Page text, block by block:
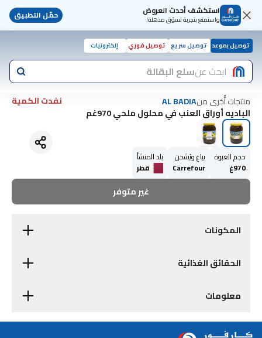
استكشف أحدث العروض
واستمتع بتجربة تسوّق مذهلة! حمّل التطبيق
توصيل بموعد توصيل سريع توصيل فوري إلكترونيات
ابحث عنسلع البقالة
منتجات أُخرى منAL BADIA
نفدت الكمية
الباديه أوراق العنب في محلول ملحي 970غم
حجم العبوة
970غ
يباع ويُشحن
Carrefour
بلد المنشأ
قطر
غير متوفر
المكونات
الحقائق الغذائية
معلومات